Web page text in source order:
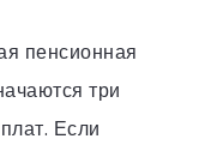
пенсионная
три
Если